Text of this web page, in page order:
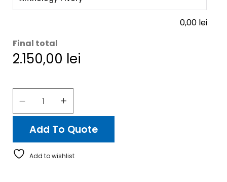
0,00 lei
Final total
2.150,00 lei
Add To Quote
Add to wishlist